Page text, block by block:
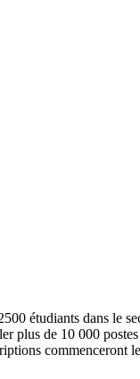
étudiants dans le
plus de 10 000
commenceront